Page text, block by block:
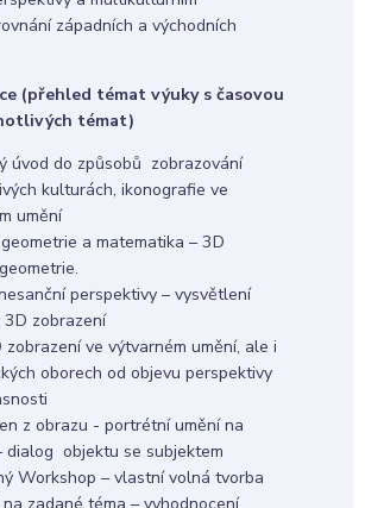
západních a východních
(přehled témat výuky s časovou
témat)
úvod do způsobů zobrazování
kulturách, ikonografie ve
umění
a matematika – 3D
perspektivy – vysvětlení
zobrazení
zobrazení ve výtvarném umění, ale i
oborech od objevu perspektivy
z obrazu - portrétní umění na
dialog objektu se subjektem
Workshop – vlastní volná tvorba